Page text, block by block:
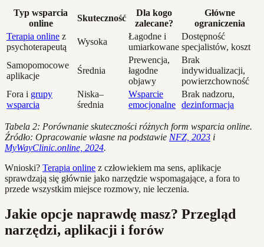
Typ wsparcia
online
Skuteczność
Dla kogo
zalecane?
Główne
ograniczenia
Terapia online z
psychoterapeutą
Wysoka
Łagodne i
umiarkowane
Dostępność
specjalistów, koszt
Samopomocowe
aplikacje
Średnia
Prewencja,
łagodne
objawy
Brak
indywidualizacji,
powierzchowność
Fora i grupy
wsparcia
Niska–
średnia
Wsparcie
emocjonalne
Brak nadzoru,
dezinformacja
Tabela 2: Porównanie skuteczności różnych form wsparcia online.
Źródło: Opracowanie własne na podstawie NFZ, 2023 i
MyWayClinic.online, 2024.
Wnioski? Terapia online z człowiekiem ma sens, aplikacje
sprawdzają się głównie jako narzędzie wspomagające, a fora to
przede wszystkim miejsce rozmowy, nie leczenia.
Jakie opcje naprawdę masz? Przegląd
narzędzi, aplikacji i forów